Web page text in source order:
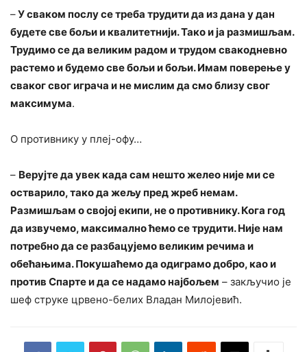
–У сваком послу се треба трудити да из дана у дан
будете све бољи и квалитетнији. Тако и ја размишљам.
Трудимо се да великим радом и трудом свакодневно
растемо и будемо све бољи и бољи. Имам поверење у
сваког свог играча и не мислим да смо близу свог
максимума.
О противнику у плеј-офу…
– Верујте да увек када сам нешто желео није ми се
остварило, тако да жељу пред жреб немам.
Размишљам о својој екипи, не о противнику. Кога год
да извучемо, максимално ћемо се трудити. Није нам
потребно да се разбацујемо великим речима и
обећањима. Покушаћемо да одиграмо добро, као и
против Спарте и да се надамо најбољем – закључио је
шеф струке црвено-белих Владан Милојевић.